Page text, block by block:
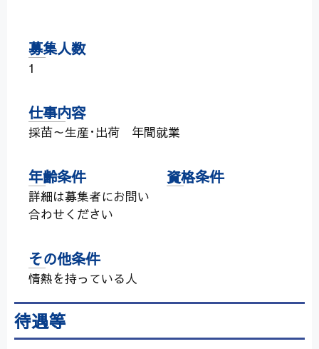
募集人数
1
仕事内容
採苗～生産･出荷 年間就業
年齢条件
詳細は募集者にお問い
合わせください
資格条件
その他条件
情熱を持っている人
待遇等